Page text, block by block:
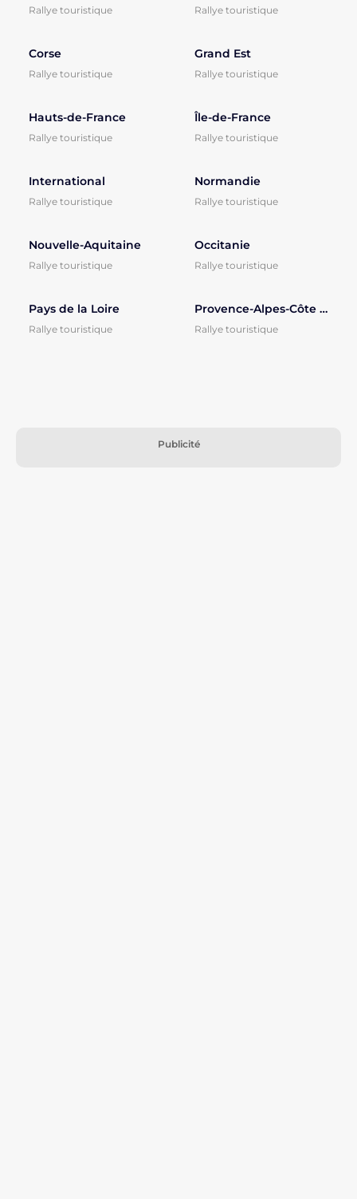
Rallye touristique Rallye touristique
Corse
Rallye touristique
Grand Est
Rallye touristique
Hauts-de-France
Rallye touristique
Île-de-France
Rallye touristique
International
Rallye touristique
Normandie
Rallye touristique
Nouvelle-Aquitaine
Rallye touristique
Occitanie
Rallye touristique
Pays de la Loire
Rallye touristique
Provence-Alpes-Côte d'Azur
Rallye touristique
Publicité